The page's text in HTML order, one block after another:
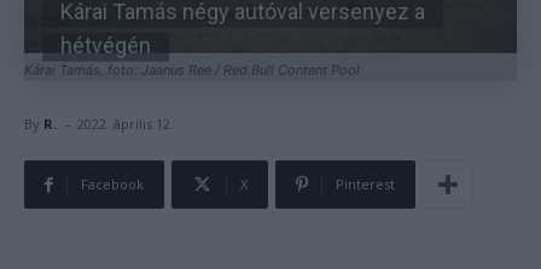
Kárai Tamás, foto: Jaanus Ree / Red Bull Content Pool
Kárai Tamás négy autóval versenyez a
hétvégén
By R. - 2022. április 12.
Facebook X Pinterest